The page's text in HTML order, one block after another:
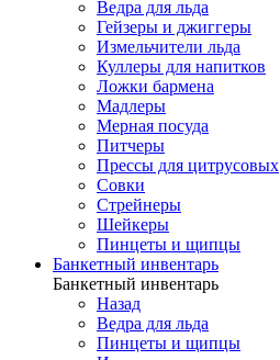
Ведра для льда
Гейзеры и джиггеры
Измельчители льда
Куллеры для напитков
Ложки бармена
Мадлеры
Мерная посуда
Питчеры
Прессы для цитрусовых
Совки
Стрейнеры
Шейкеры
Пинцеты и щипцы
Банкетный инвентарь
Банкетный инвентарь
Назад
Ведра для льда
Пинцеты и щипцы